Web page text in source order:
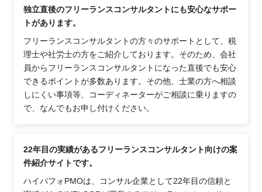
独立直後のフリーランスコンサルタントにも安心なサポー
トがあります。
フリーランスコンサルタントの方々のサポートとして、税
理士や社労士の方をご紹介しております。そのため、会社
員からフリーランスコンサルタントになった直後でも安心
できるポイントが多数あります。その他、士業の方へ相談
しにくい事項等、コーディネーターがご相談に乗りますの
で、なんでもお申し付けください。
22年目の実績があるフリーランスコンサルタント向けの案
件紹介サイトです。
ハイパフォPMOは、コンサル企業として22年目の信頼と